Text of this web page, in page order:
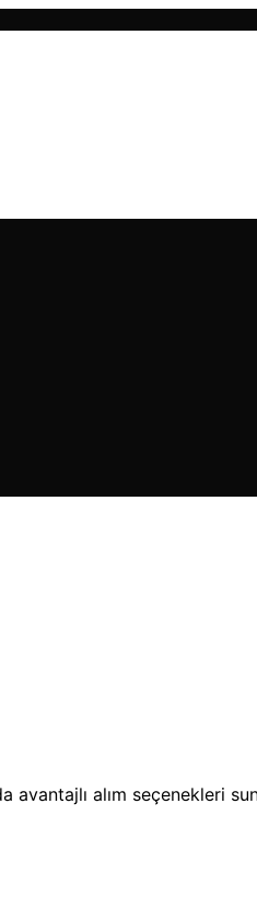
alım seçenekleri